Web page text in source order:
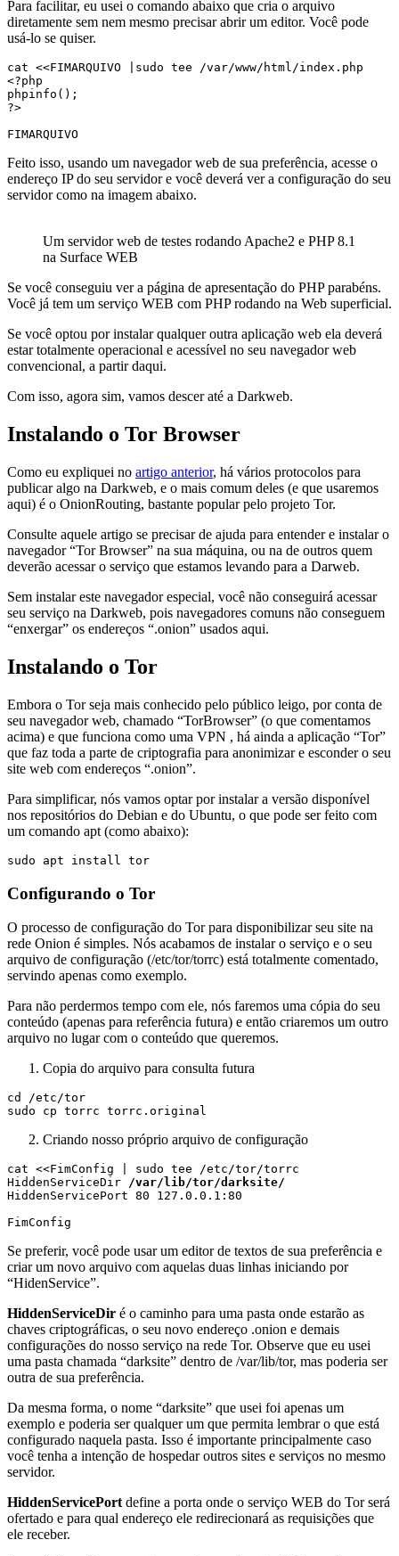
Para facilitar, eu usei o comando abaixo que cria o arquivo
diretamente sem nem mesmo precisar abrir um editor. Você pode
usá-lo se quiser.
cat <<FIMARQUIVO |sudo tee /var/www/html/index.php
<?php
phpinfo();
?>
FIMARQUIVO
Feito isso, usando um navegador web de sua preferência, acesse o
endereço IP do seu servidor e você deverá ver a configuração do seu
servidor como na imagem abaixo.
Um servidor web de testes rodando Apache2 e PHP 8.1
na Surface WEB
Se você conseguiu ver a página de apresentação do PHP parabéns.
Você já tem um serviço WEB com PHP rodando na Web superficial.
Se você optou por instalar qualquer outra aplicação web ela deverá
estar totalmente operacional e acessível no seu navegador web
convencional, a partir daqui.
Com isso, agora sim, vamos descer até a Darkweb.
Instalando o Tor Browser
Como eu expliquei no artigo anterior, há vários protocolos para
publicar algo na Darkweb, e o mais comum deles (e que usaremos
aqui) é o OnionRouting, bastante popular pelo projeto Tor.
Consulte aquele artigo se precisar de ajuda para entender e instalar o
navegador “Tor Browser” na sua máquina, ou na de outros quem
deverão acessar o serviço que estamos levando para a Darweb.
Sem instalar este navegador especial, você não conseguirá acessar
seu serviço na Darkweb, pois navegadores comuns não conseguem
“enxergar” os endereços “.onion” usados aqui.
Instalando o Tor
Embora o Tor seja mais conhecido pelo público leigo, por conta de
seu navegador web, chamado “TorBrowser” (o que comentamos
acima) e que funciona como uma VPN , há ainda a aplicação “Tor”
que faz toda a parte de criptografia para anonimizar e esconder o seu
site web com endereços “.onion”.
Para simplificar, nós vamos optar por instalar a versão disponível
nos repositórios do Debian e do Ubuntu, o que pode ser feito com
um comando apt (como abaixo):
sudo apt install tor
Configurando o Tor
O processo de configuração do Tor para disponibilizar seu site na
rede Onion é simples. Nós acabamos de instalar o serviço e o seu
arquivo de configuração (/etc/tor/torrc) está totalmente comentado,
servindo apenas como exemplo.
Para não perdermos tempo com ele, nós faremos uma cópia do seu
conteúdo (apenas para referência futura) e então criaremos um outro
arquivo no lugar com o conteúdo que queremos.
Copia do arquivo para consulta futura
cd /etc/tor
sudo cp torrc torrc.original
Criando nosso próprio arquivo de configuração
cat <<FimConfig | sudo tee /etc/tor/torrc
HiddenServiceDir /var/lib/tor/darksite/
HiddenServicePort 80 127.0.0.1:80
FimConfig
Se preferir, você pode usar um editor de textos de sua preferência e
criar um novo arquivo com aquelas duas linhas iniciando por
“HidenService”.
HiddenServiceDir é o caminho para uma pasta onde estarão as
chaves criptográficas, o seu novo endereço .onion e demais
configurações do nosso serviço na rede Tor. Observe que eu usei
uma pasta chamada “darksite” dentro de /var/lib/tor, mas poderia ser
outra de sua preferência.
Da mesma forma, o nome “darksite” que usei foi apenas um
exemplo e poderia ser qualquer um que permita lembrar o que está
configurado naquela pasta. Isso é importante principalmente caso
você tenha a intenção de hospedar outros sites e serviços no mesmo
servidor.
HiddenServicePort define a porta onde o serviço WEB do Tor será
ofertado e para qual endereço ele redirecionará as requisições que
ele receber.